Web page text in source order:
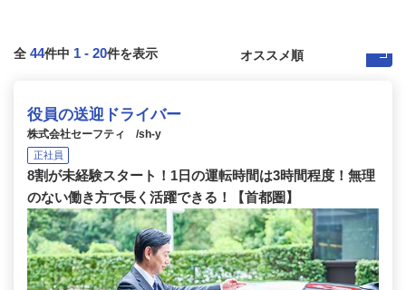
全 44件中 1 - 20件を表示
役員の送迎ドライバー
株式会社セーフティ /sh-y
正社員
8割が未経験スタート！1日の運転時間は3時間程度！無理
のない働き方で長く活躍できる！【首都圏】